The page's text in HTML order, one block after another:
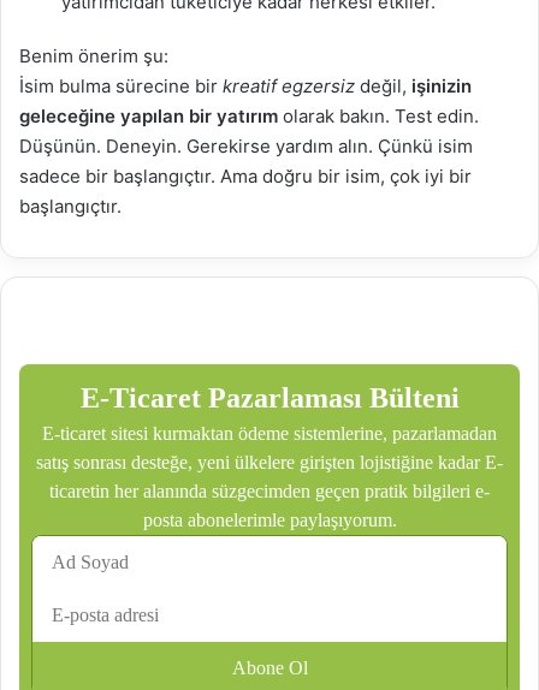
Benim önerim şu:
İsim bulma sürecine bir kreatif egzersiz değil, işinizin
geleceğine yapılan bir yatırım olarak bakın. Test edin.
Düşünün. Deneyin. Gerekirse yardım alın. Çünkü isim
sadece bir başlangıçtır. Ama doğru bir isim, çok iyi bir
başlangıçtır.